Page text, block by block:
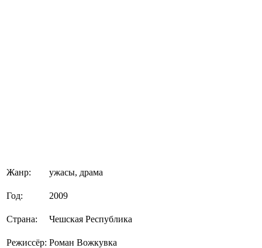
Жанр: ужасы, драма
Год: 2009
Страна: Чешская Республика
Режиссёр: Роман Вожкувка